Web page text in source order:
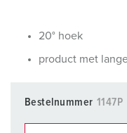
20° hoek
product met
Bestelnummer 1147P